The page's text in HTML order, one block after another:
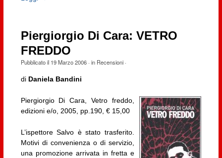
Piergiorgio Di Cara: VETRO
FREDDO
Pubblicato il 19 Marzo 2006· in Recensioni·
di Daniela Bandini
Piergiorgio Di Cara, Vetro freddo,
edizioni e/o, 2005, pp.190, € 15,00
L’ispettore Salvo è stato trasferito.
Motivi di convenienza o di servizio,
una promozione arrivata in fretta e